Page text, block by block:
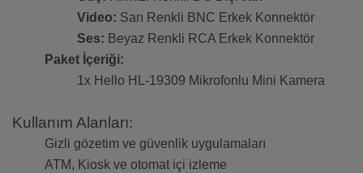
Video: Sarı Renkli BNC Erkek Konnektör
Ses: Beyaz Renkli RCA Erkek Konnektör
Paket İçeriği:
1x Hello HL-19309 Mikrofonlu Mini Kamera
Kullanım Alanları:
Gizli gözetim ve güvenlik uygulamaları
ATM, Kiosk ve otomat içi izleme